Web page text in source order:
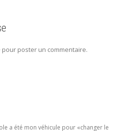
poster un commentaire.
a été mon véhicule pour «changer le